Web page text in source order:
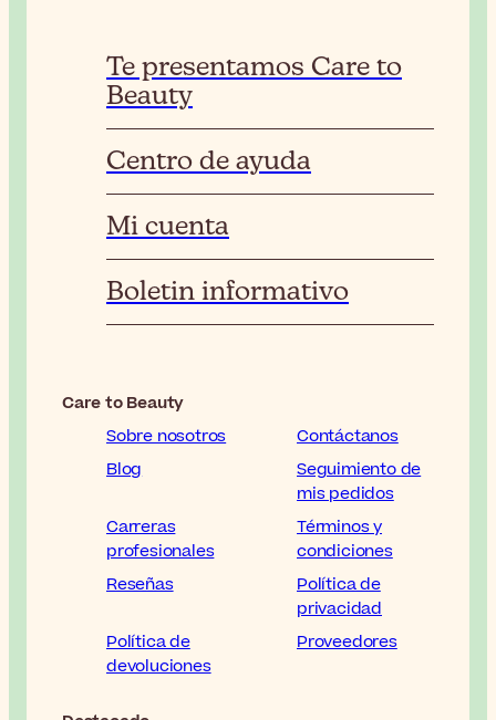
Te presentamos Care to
Beauty
Centro de ayuda
Mi cuenta
Boletin informativo
Care to Beauty
Sobre nosotros
Contáctanos
Blog
Seguimiento de
mis pedidos
Carreras
profesionales
Términos y
condiciones
Reseñas
Política de
privacidad
Política de
devoluciones
Proveedores